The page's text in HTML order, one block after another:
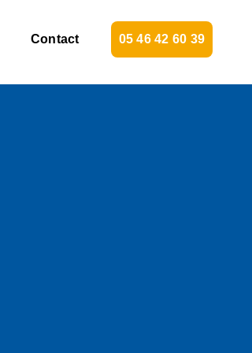
Contact 05 46 42 60 39